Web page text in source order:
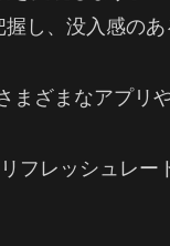
し、没入感の
まざまなアプリ
フレッシュレー